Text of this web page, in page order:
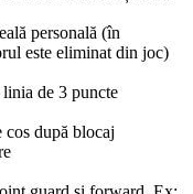
personală (în
este eliminat din joc)
de 3 puncte
cos după blocaj